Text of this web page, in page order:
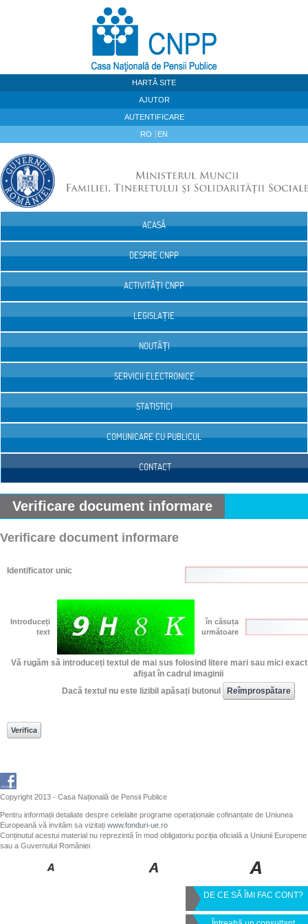
HARTĂ SITE
AJUTOR
AUTENTIFICARE
RO EN
ACASĂ
DESPRE CNPP
ACTIVITĂȚI CNPP
LEGISLAȚIE
NOUTĂȚI
SERVICII ELECTRONICE
STATISTICI
COMUNICARE CU PUBLICUL
CONTACT
Verificare document informare
Verificare document informare
Identificator unic
Introduceți
text
în căsuța
următoare
Vă rugăm să introduceți textul de mai sus folosind litere mari sau mici
afişat în cadrul imaginii
Dacă textul nu este lizibil apăsați butonul
Copyright 2013 - Casa Națională de Pensii Publice
Pentru informații detaliate despre celelalte programe operaționale cofinanțate de Uniunea
Europeană vă invităm sa vizitați www.fonduri-ue.ro
Conținutul acestui material nu reprezintă în mod obligatoriu poziția oficială a Uniunii Europene
sau a Guvernului României
DE CE SĂ ÎMI FAC CONT?